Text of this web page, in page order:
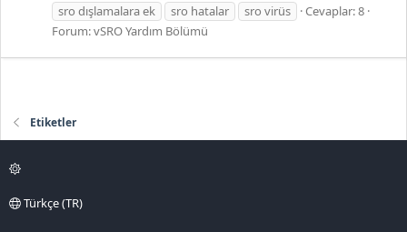
sro dışlamalara ek
sro hatalar sro virüs
Cevaplar: 8
Forum:vSRO Yardım Bölümü
Etiketler
Türkçe (TR)